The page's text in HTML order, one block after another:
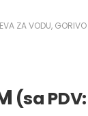
ZA VODU, GORIVO
(sa